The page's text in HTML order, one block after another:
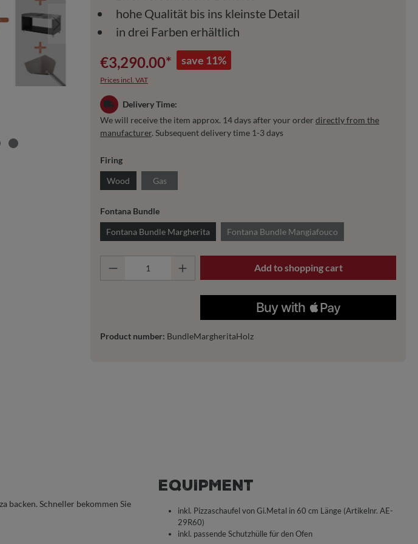
hohe Qualität bis ins kleinste Detail
in drei Farben erhältlich
€3,290.00* save 11%
Prices incl. VAT
Delivery Time:
We will receive the item approx. 14 days after your order directly from the
manufacturer. Subsequent delivery time 1-3 days
Select
Firing
Wood
Gas
Select
Fontana Bundle
Fontana Bundle Margherita
Fontana Bundle Mangiafouco
Product Quantity: Enter the desired amount or
Add to shopping cart
Product number: BundleMargheritaHolz
backen. Schneller bekommen Sie
EQUIPMENT
inkl. Pizzaschaufel von Gi.Metal in 60 cm Länge (Artikelnr. AE-
29R60)
inkl. passende Schutzhülle für den Ofen